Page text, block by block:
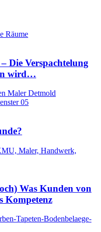
Die Verspachtelung
wird…
Was Kunden von
Kompetenz